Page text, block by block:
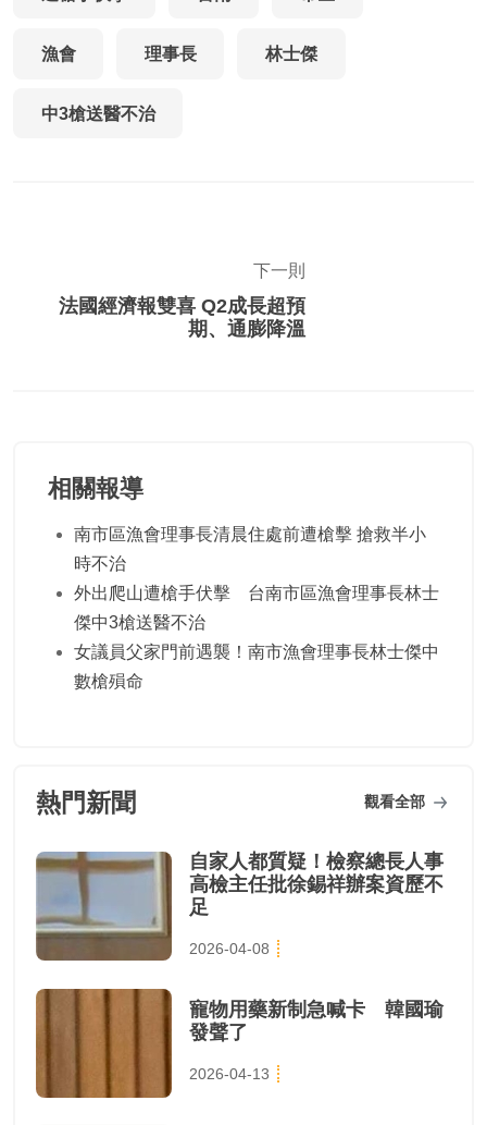
漁會 理事長 林士傑
中3槍送醫不治
下一則
法國經濟報雙喜 Q2成長超預
期、通膨降溫
相關報導
南市區漁會理事長清晨住處前遭槍擊 搶救半小
時不治
外出爬山遭槍手伏擊 台南市區漁會理事長林士
傑中3槍送醫不治
女議員父家門前遇襲！南市漁會理事長林士傑中
數槍殞命
熱門新聞 觀看全部
自家人都質疑！檢察總長人事
高檢主任批徐錫祥辦案資歷不
足
2026-04-08
寵物用藥新制急喊卡 韓國瑜
發聲了
2026-04-13